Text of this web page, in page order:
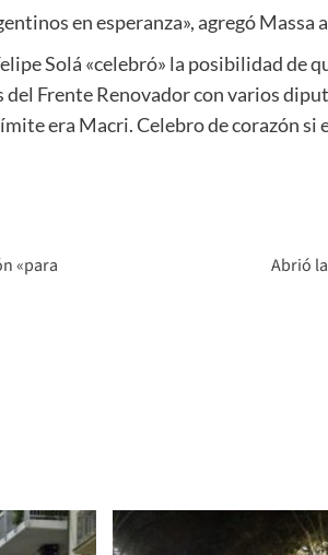
en esperanza», agregó Massa
Solá «celebró» la posibilidad de
Frente Renovador con varios
era Macri. Celebro de corazón si
«para
Abrió